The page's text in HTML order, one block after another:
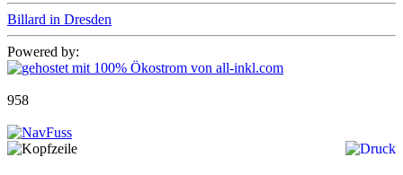
Billard in Dresden
Powered by:
958